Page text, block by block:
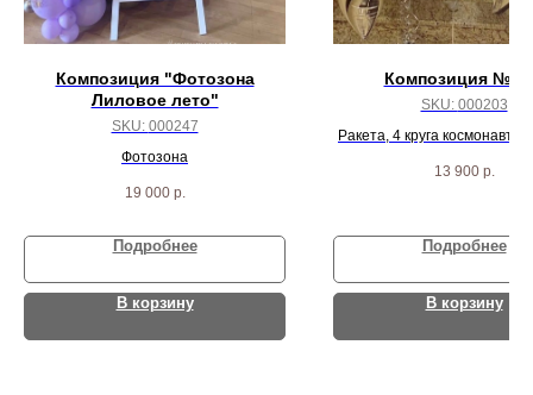
Композиция "Фотозона
Лиловое лето"
SKU: 000247
Фотозона
19 000 р.
Подробнее
В корзину
Композиция №
SKU: 000203
Ракета, 4 круга космонавт,
13 900 р.
Подробнее
В корзину